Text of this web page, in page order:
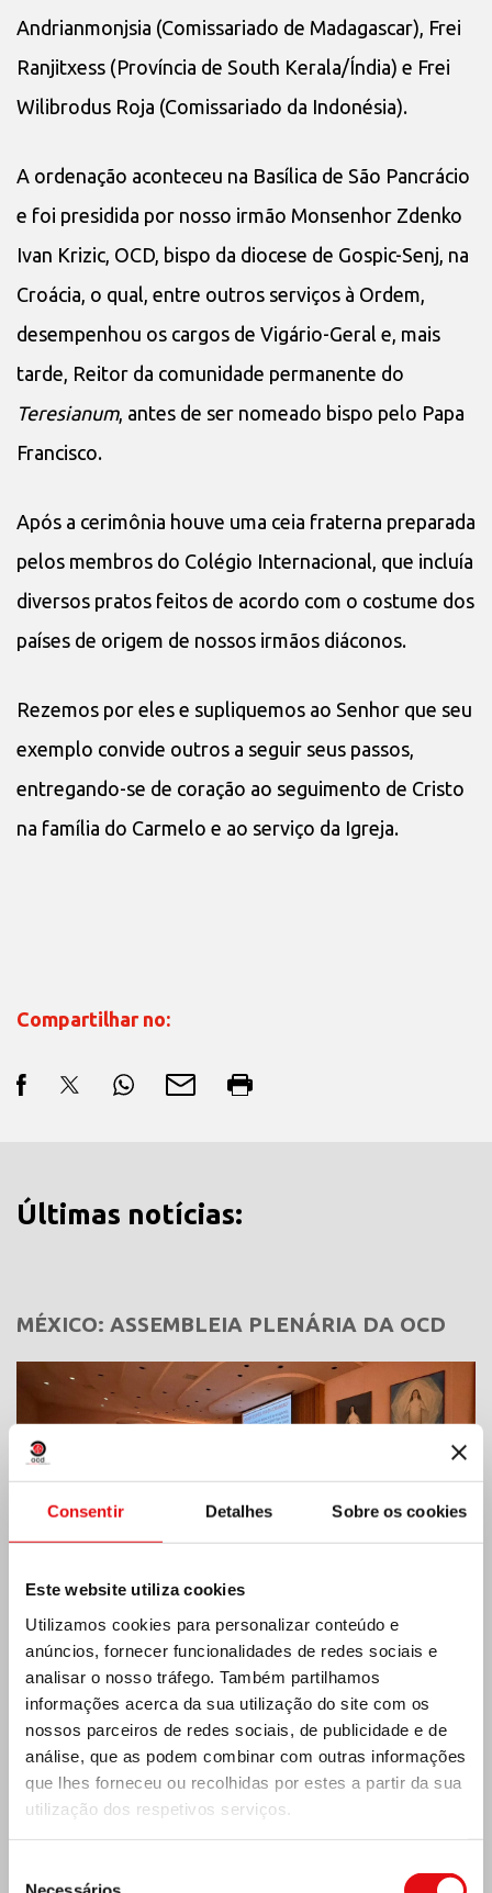
Consentir Detalhes Sobre os cookies
Este website utiliza cookies
Utilizamos cookies para personalizar conteúdo e
anúncios, fornecer funcionalidades de redes sociais e
analisar o nosso tráfego. Também partilhamos
informações acerca da sua utilização do site com os
nossos parceiros de redes sociais, de publicidade e de
análise, que as podem combinar com outras informações
que lhes forneceu ou recolhidas por estes a partir da sua
utilização dos respetivos serviços.
Andrianmonjsia (Comissariado de Madagascar), Frei
Ranjitxess (Província de South Kerala/Índia) e Frei
Wilibrodus Roja (Comissariado da Indonésia).
A ordenação aconteceu na Basílica de São Pancrácio
e foi presidida por nosso irmão Monsenhor Zdenko
Ivan Krizic, OCD, bispo da diocese de Gospic-Senj, na
Croácia, o qual, entre outros serviços à Ordem,
desempenhou os cargos de Vigário-Geral e, mais
tarde, Reitor da comunidade permanente do
Teresianum, antes de ser nomeado bispo pelo Papa
Francisco.
Após a cerimônia houve uma ceia fraterna preparada
pelos membros do Colégio Internacional, que incluía
diversos pratos feitos de acordo com o costume dos
países de origem de nossos irmãos diáconos.
Rezemos por eles e supliquemos ao Senhor que seu
exemplo convide outros a seguir seus passos,
entregando-se de coração ao seguimento de Cristo
na família do Carmelo e ao serviço da Igreja.
Compartilhar no:
Últimas notícias:
MÉXICO: ASSEMBLEIA PLENÁRIA DA OCD
Índia: Bênção e inauguração do museu Lumen
Carmeli